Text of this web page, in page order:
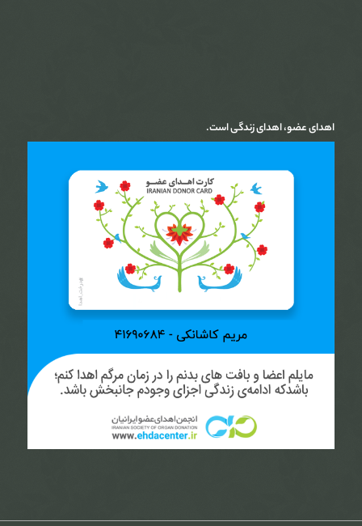
اهدای عضو، اهدای زندگی است.